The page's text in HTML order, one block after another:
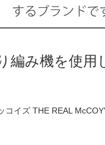
編み機を使
コイズ THE REAL